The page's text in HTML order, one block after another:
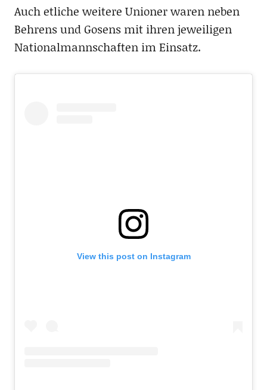
Auch etliche weitere Unioner waren neben
Behrens und Gosens mit ihren jeweiligen
Nationalmannschaften im Einsatz.
View this post on Instagram